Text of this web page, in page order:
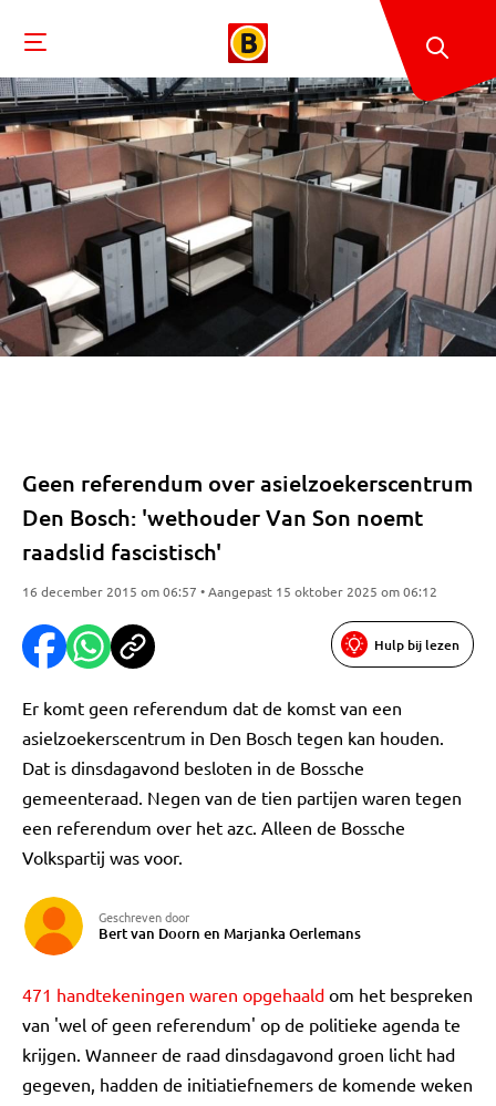
Geen referendum over asielzoekerscentrum
Den Bosch: 'wethouder Van Son noemt
raadslid fascistisch'
16 december 2015 om 06:57 • Aangepast 15 oktober 2025 om 06:12
Hulp bij lezen
Er komt geen referendum dat de komst van een
asielzoekerscentrum in Den Bosch tegen kan houden.
Dat is dinsdagavond besloten in de Bossche
gemeenteraad. Negen van de tien partijen waren tegen
een referendum over het azc. Alleen de Bossche
Volkspartij was voor.
Geschreven door
Bert van Doorn en Marjanka Oerlemans
471 handtekeningen waren opgehaald om het bespreken
van 'wel of geen referendum' op de politieke agenda te
krijgen. Wanneer de raad dinsdagavond groen licht had
gegeven, hadden de initiatiefnemers de komende weken